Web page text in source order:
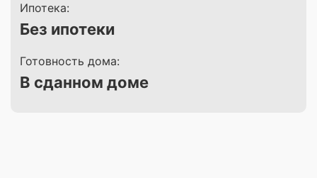
Ипотека:
Без ипотеки
Готовность дома:
В сданном доме